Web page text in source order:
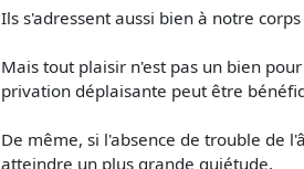
Ils s'adressent aussi bien à notre
Mais tout plaisir n'est pas un bien
privation déplaisante peut être
De même, si l'absence de trouble de
atteindre un plus grande quiétude.